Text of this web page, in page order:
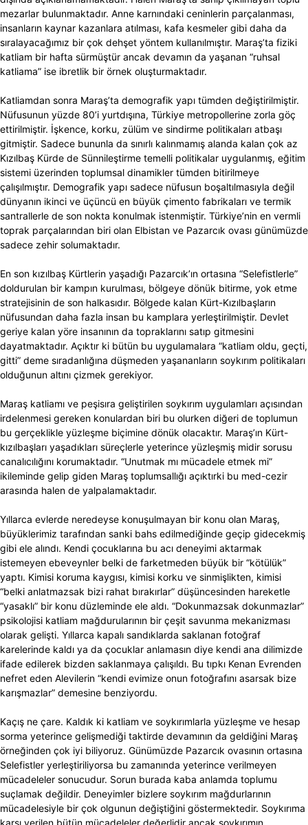
mezarlar bulunmaktadır. Anne karnındaki ceninlerin parçalanması,
insanların kaynar kazanlara atılması, kafa kesmeler gibi daha da
sıralayacağımız bir çok dehşet yöntem kullanılmıştır. Maraş’ta fiziki
katliam bir hafta sürmüştür ancak devamın da yaşanan “ruhsal
katliama” ise ibretlik bir örnek oluşturmaktadır.
Katliamdan sonra Maraş’ta demografik yapı tümden değiştirilmiştir.
Nüfusunun yüzde 80’i yurtdışına, Türkiye metropollerine zorla göç
ettirilmiştir. İşkence, korku, zülüm ve sindirme politikaları atbaşı
gitmiştir. Sadece bununla da sınırlı kalınmamış alanda kalan çok az
Kızılbaş Kürde de Sünnileştirme temelli politikalar uygulanmış, eğitim
sistemi üzerinden toplumsal dinamikler tümden bitirilmeye
çalışılmıştır. Demografik yapı sadece nüfusun boşaltılmasıyla değil
dünyanın ikinci ve üçüncü en büyük çimento fabrikaları ve termik
santrallerle de son nokta konulmak istenmiştir. Türkiye’nin en vermli
toprak parçalarından biri olan Elbistan ve Pazarcık ovası günümüzde
sadece zehir solumaktadır.
En son kızılbaş Kürtlerin yaşadığı Pazarcık’ın ortasına “Selefistlerle”
doldurulan bir kampın kurulması, bölgeye dönük bitirme, yok etme
stratejisinin de son halkasıdır. Bölgede kalan Kürt-Kızılbaşların
nüfusundan daha fazla insan bu kamplara yerleştirilmiştir. Devlet
geriye kalan yöre insanının da topraklarını satıp gitmesini
dayatmaktadır. Açıktır ki bütün bu uygulamalara “katliam oldu, geçti,
gitti” deme sıradanlığına düşmeden yaşananların soykırım politikaları
olduğunun altını çizmek gerekiyor.
Maraş katliamı ve peşisıra geliştirilen soykırım uygulamları açısından
irdelenmesi gereken konulardan biri bu olurken diğeri de toplumun
bu gerçeklikle yüzleşme biçimine dönük olacaktır. Maraş’ın Kürt-
kızılbaşları yaşadıkları süreçlerle yeterince yüzleşmiş midir sorusu
canalıcılığını korumaktadır. “Unutmak mı mücadele etmek mi”
ikileminde gelip giden Maraş toplumsallığı açıktırki bu med-cezir
arasında halen de yalpalamaktadır.
Yıllarca evlerde neredeyse konuşulmayan bir konu olan Maraş,
büyüklerimiz tarafından sanki bahs edilmediğinde geçip gidecekmiş
gibi ele alındı. Kendi çocuklarına bu acı deneyimi aktarmak
istemeyen ebeveynler belki de farketmeden büyük bir “kötülük”
yaptı. Kimisi koruma kaygısı, kimisi korku ve sinmişlikten, kimisi
“belki anlatmazsak bizi rahat bırakırlar” düşüncesinden hareketle
“yasaklı” bir konu düzleminde ele aldı. “Dokunmazsak dokunmazlar”
psikolojisi katliam mağdurularının bir çeşit savunma mekanizması
olarak gelişti. Yıllarca kapalı sandıklarda saklanan fotoğraf
karelerinde kaldı ya da çocuklar anlamasın diye kendi ana dilimizde
ifade edilerek bizden saklanmaya çalışıldı. Bu tıpkı Kenan Evrenden
nefret eden Alevilerin “kendi evimize onun fotoğrafını asarsak bize
karışmazlar” demesine benziyordu.
Kaçış ne çare. Kaldık ki katliam ve soykırımlarla yüzleşme ve hesap
sorma yeterince gelişmediği taktirde devamının da geldiğini Maraş
örneğinden çok iyi biliyoruz. Günümüzde Pazarcık ovasının ortasına
Selefistler yerleştiriliyorsa bu zamanında yeterince verilmeyen
mücadeleler sonucudur. Sorun burada kaba anlamda toplumu
suçlamak değildir. Deneyimler bizlere soykırım mağdurlarının
mücadelesiyle bir çok olgunun değiştiğini göstermektedir. Soykırıma
karşı verilen bütün mücadeleler değerlidir ancak soykırımın